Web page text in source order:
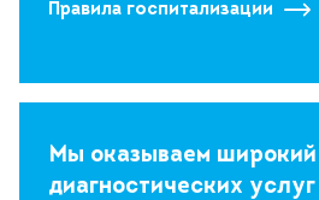
Правила госпитализации
Мы оказываем широкий
диагностических услуг